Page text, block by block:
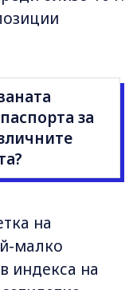
за
на
малко
индекса на